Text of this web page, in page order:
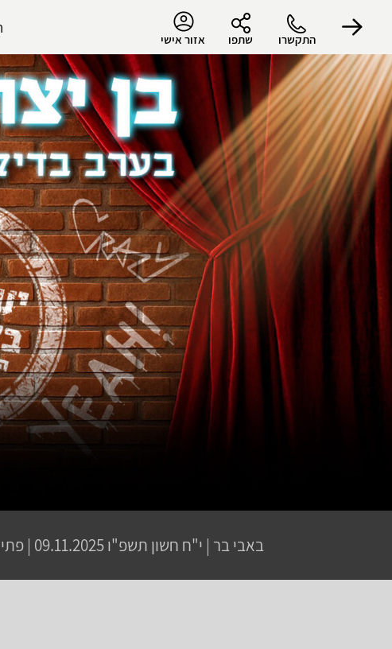
התקשרו שתפו אזור אישי
באבי בר | י"ח חשון תשפ"ו09.11.2025 | פתיחת שערים 20:00 | שעת התחלה 21:30